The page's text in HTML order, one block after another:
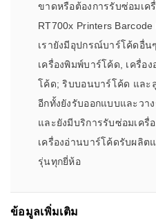
ขาดหรือต้องการรับซ่อมเค
RT700x Printers
เรายังมีอุปกรณ์บาร์โค้ดอื่น
เครื่องพิมพ์บาร์โค้ด, เครื่อ
โค้ด; ริบบอนบาร์โค้ด และ
อีกทั้งยังรับออกแบบและวา
และยังมีบริการรับซ่อมเครื่
เครื่องอ่านบาร์โค้ดรับผลิต
รุ่นทุกยี่ห้อ
ข้อมูลเพิ่มเติม